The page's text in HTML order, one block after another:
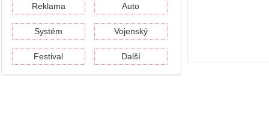
Reklama Auto
Systém Vojenský
Festival Další